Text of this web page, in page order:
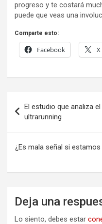
progreso y te costará
puede que veas una
Comparte esto:
Facebook X
de
entradas
El estudio que analiza
ultrarunning
¿Es mala señal si
Deja una
Lo siento, debes estar